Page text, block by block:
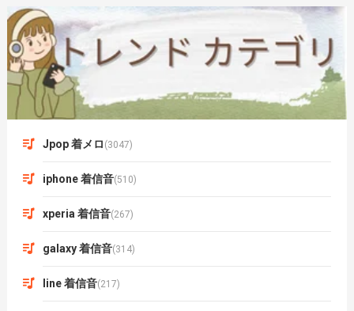
Jpop 着メロ (3047)
iphone 着信音(510)
xperia 着信音(267)
galaxy 着信音(314)
line 着信音(217)